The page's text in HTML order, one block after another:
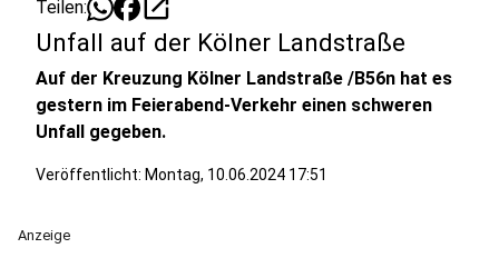
Teilen:
Unfall auf der Kölner Landstraße
Auf der Kreuzung Kölner Landstraße /B56n hat es
gestern im Feierabend-Verkehr einen schweren
Unfall gegeben.
Veröffentlicht: Montag, 10.06.2024 17:51
Anzeige